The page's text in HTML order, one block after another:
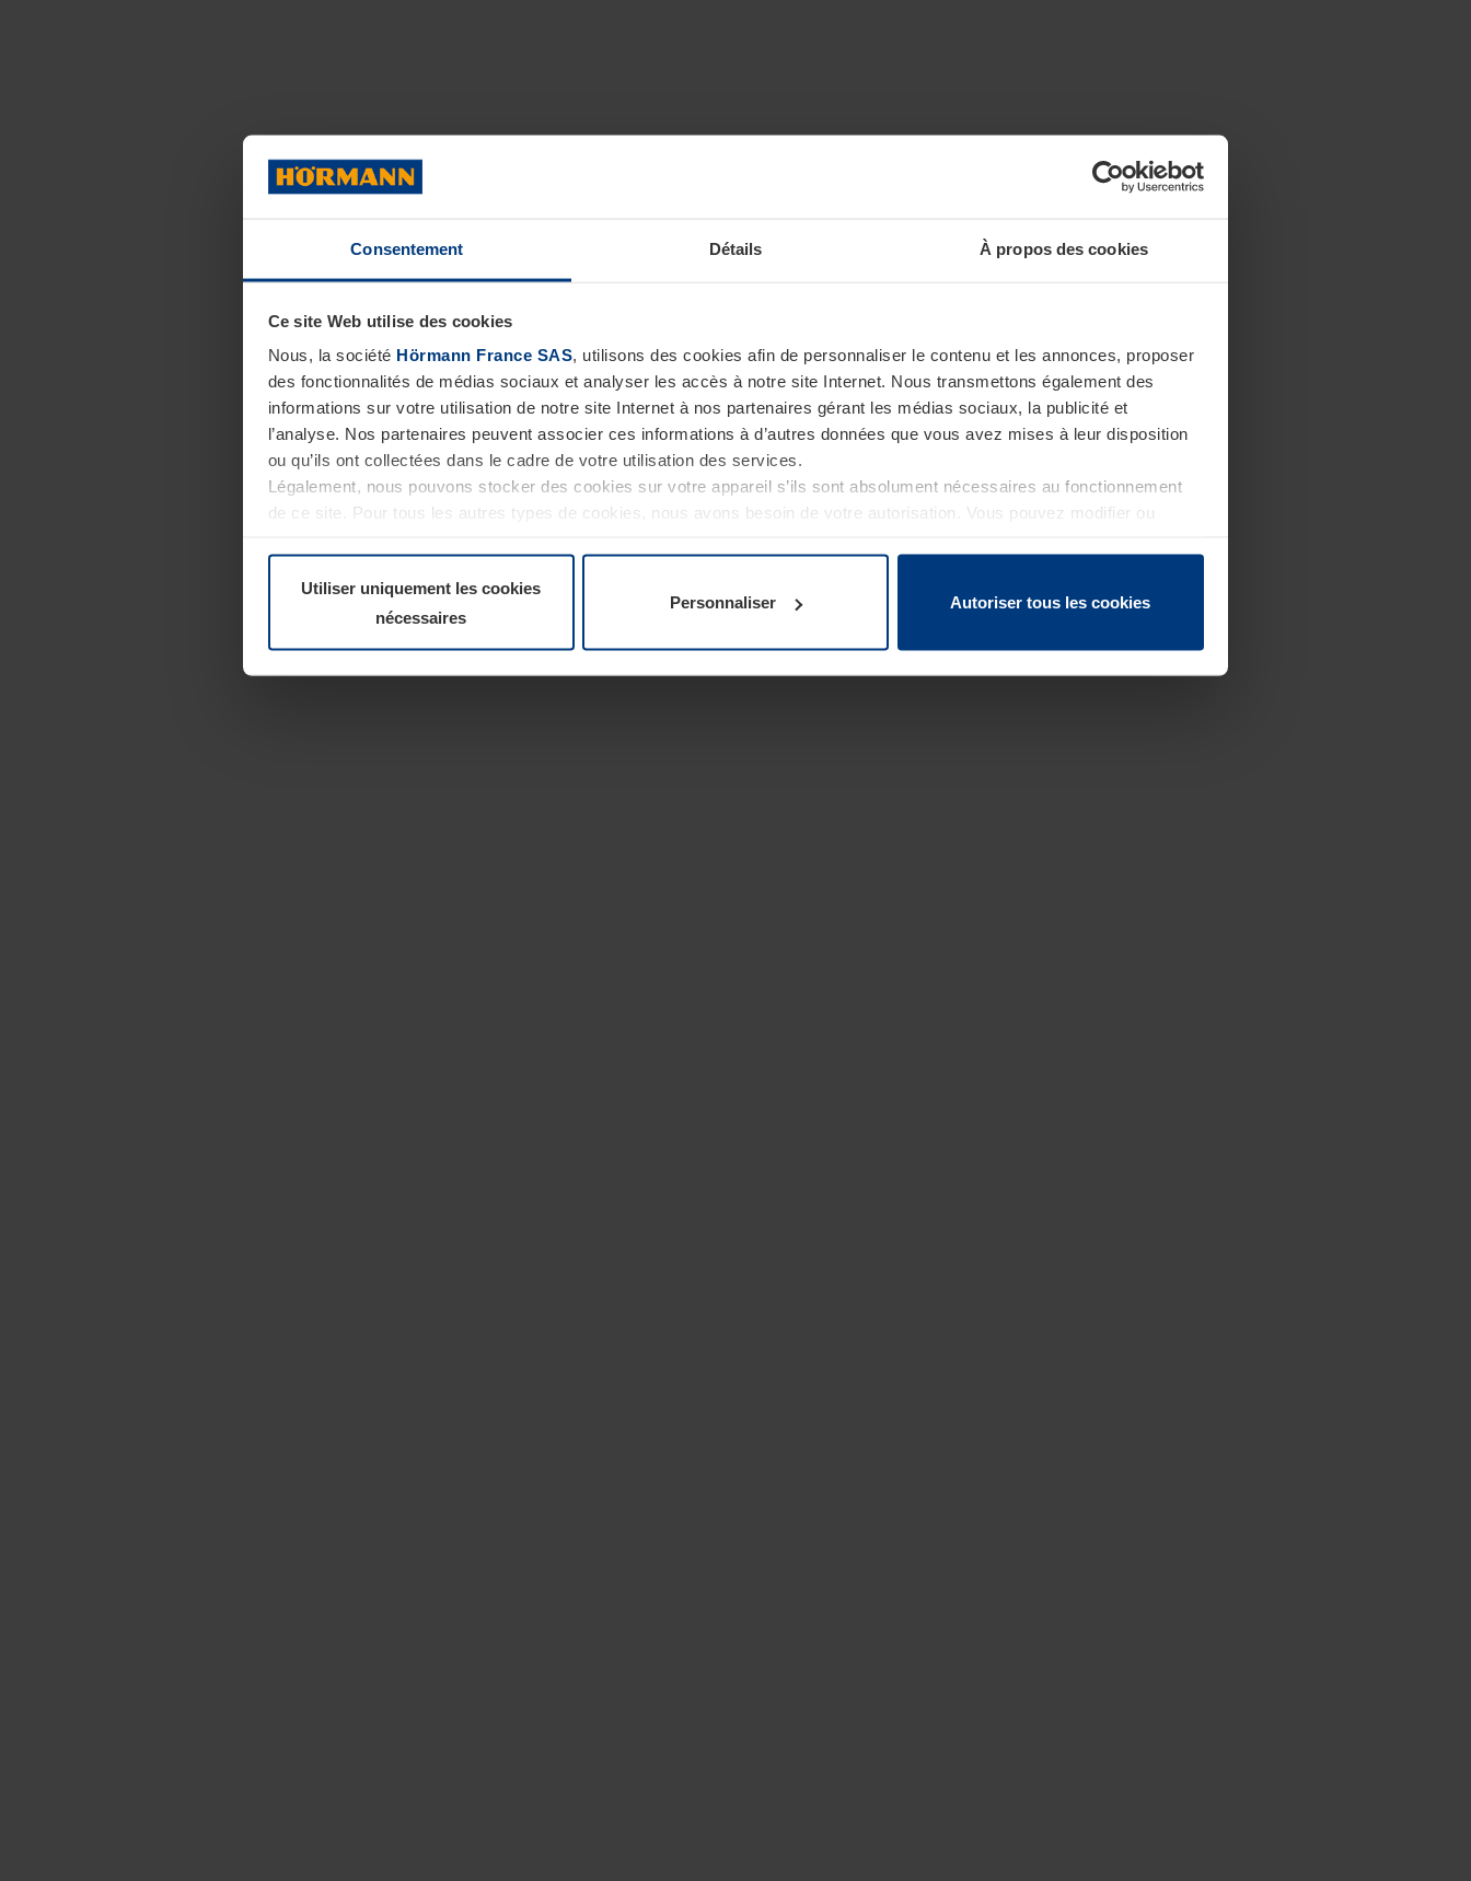
Consentement Détails À propos des cookies
Ce site Web utilise des cookies
Nous, la société Hörmann France SAS, utilisons des cookies afin de personnaliser le contenu et les annonces, proposer
des fonctionnalités de médias sociaux et analyser les accès à notre site Internet. Nous transmettons également des
informations sur votre utilisation de notre site Internet à nos partenaires gérant les médias sociaux, la publicité et
l’analyse. Nos partenaires peuvent associer ces informations à d’autres données que vous avez mises à leur disposition
ou qu’ils ont collectées dans le cadre de votre utilisation des services.
Légalement, nous pouvons stocker des cookies sur votre appareil s’ils sont absolument nécessaires au fonctionnement
de ce site. Pour tous les autres types de cookies, nous avons besoin de votre autorisation. Vous pouvez modifier ou
Utiliser uniquement les cookies
nécessaires
Personnaliser Autoriser tous les cookies